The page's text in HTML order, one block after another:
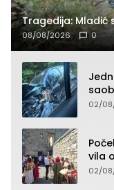
Tragedija: Mladić
08/08/2026 0
02/
vila
02/